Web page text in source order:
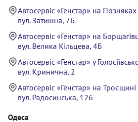
Автосервіс «Генстар» на Позняках
вул. Затишна, 7Б
Автосервіс «Генстар» на
вул. Велика Кільцева, 4Б
Автосервіс «Генстар» у
вул. Кринична, 2
Автосервіс «Генстар» на Троєщині
вул. Радосинська, 126
Одеса